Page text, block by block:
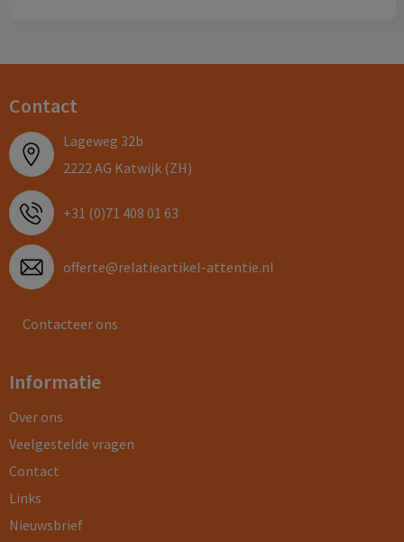
Contact
Lageweg 32b
2222 AG Katwijk (ZH)
+31 (0)71 408 01 63
offerte@relatieartikel-attentie.nl
Contacteer ons
Informatie
Over ons
Veelgestelde vragen
Contact
Links
Nieuwsbrief